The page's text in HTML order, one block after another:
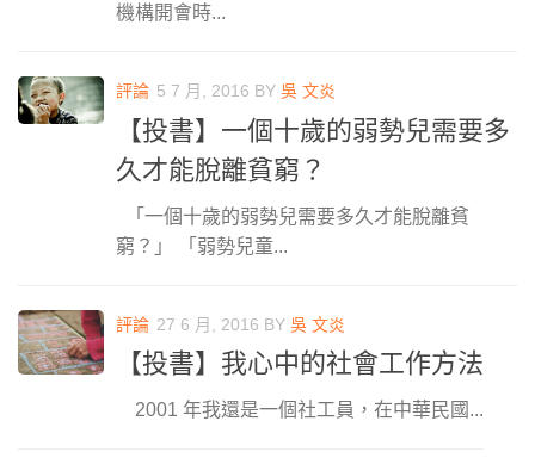
機構開會時...
評論 5 7 月, 2016 BY 吳 文炎
【投書】一個十歲的弱勢兒需要多
久才能脫離貧窮？
「一個十歲的弱勢兒需要多久才能脫離貧
窮？」 「弱勢兒童...
評論 27 6 月, 2016 BY 吳 文炎
【投書】我心中的社會工作方法
2001 年我還是一個社工員，在中華民國...